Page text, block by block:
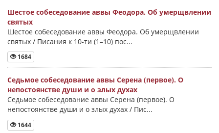
Шестое собеседование аввы Феодора. Об умерщвлении
святых
Шестое собеседование аввы Феодора. Об умерщвлении
святых / Писания к 10-ти (1–10) пос...
1684
Седьмое собеседование аввы Серена (первое). О
непостоянстве души и о злых духах
Седьмое собеседование аввы Серена (первое). О
непостоянстве души и о злых духах / Пис...
1644